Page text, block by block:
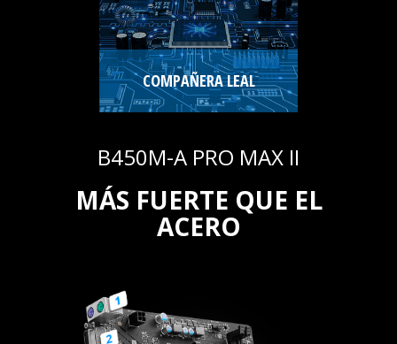
COMPAÑERA LEAL
B450M-A PRO MAX II
MÁS FUERTE QUE EL
ACERO